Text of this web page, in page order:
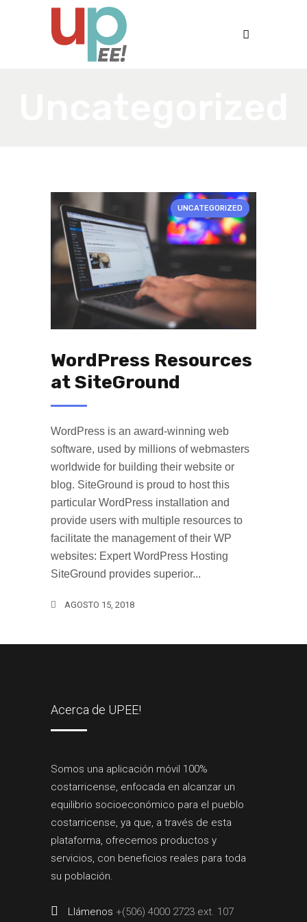
UNCATEGORIZED
WordPress Resources
at SiteGround
WordPress is an award-winning web
software, used by millions of webmasters
worldwide for building their website or
blog. SiteGround is proud to host this
particular WordPress installation and
provide users with multiple resources to
facilitate the management of their WP
websites: Expert WordPress Hosting
SiteGround provides superior...
AGOSTO 15, 2018
Acerca de UPEE!
Somos una aplicación móvil 100%
costarricense, enfocada en alcanzar un
equilibrio socioeconómico para el pueblo
costarricense, ya que, a través de esta
plataforma, ofrecemos productos y
servicios, con beneficios reales para toda
su población.
Llámenos +(506) 4000 2723 ext. 107